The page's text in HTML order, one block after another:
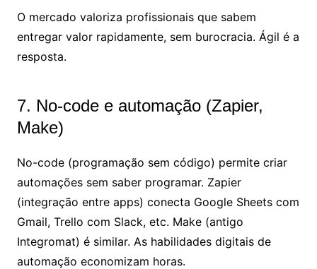
O mercado valoriza profissionais que sabem
entregar valor rapidamente, sem burocracia. Ágil é a
resposta.
7. No-code e automação (Zapier,
Make)
No-code (programação sem código) permite criar
automações sem saber programar. Zapier
(integração entre apps) conecta Google Sheets com
Gmail, Trello com Slack, etc. Make (antigo
Integromat) é similar. As habilidades digitais de
automação economizam horas.